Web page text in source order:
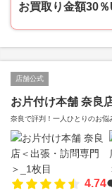
お買取り金額30％
店舗公式
お片付け本舗 奈良
奈良で評判！一人ひとりのお悩
4.74